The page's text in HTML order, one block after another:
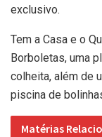
exclusivo.
Tem a Casa e o
Borboletas, uma
colheita, além de
piscina de
Matérias